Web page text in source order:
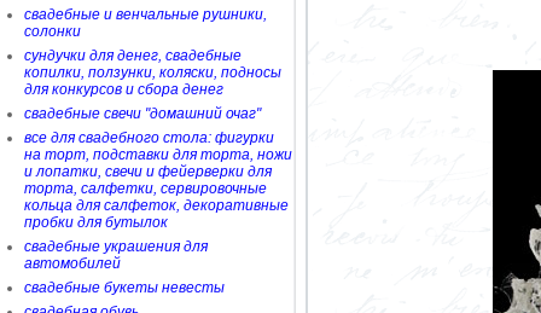
свадебные и венчальные рушники,
солонки
сундучки для денег, свадебные
копилки, ползунки, коляски, подносы
для конкурсов и сбора денег
свадебные свечи "домашний очаг"
все для свадебного стола: фигурки
на торт, подставки для торта, ножи
и лопатки, свечи и фейерверки для
торта, салфетки, сервировочные
кольца для салфеток, декоративные
пробки для бутылок
свадебные украшения для
автомобилей
свадебные букеты невесты